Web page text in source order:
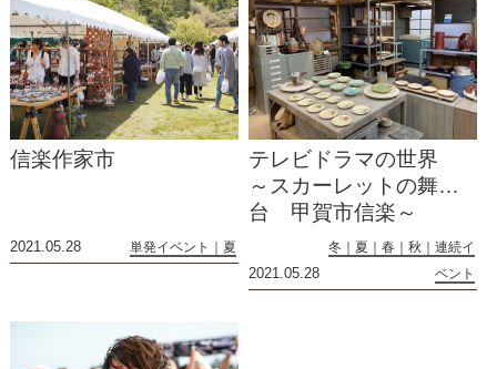
信楽作家市
2021.05.28 単発イベント 夏
テレビドラマの世界
～スカーレットの舞
台 甲賀市信楽～
2021.05.28
冬 夏 春 秋
連続イ
ベント